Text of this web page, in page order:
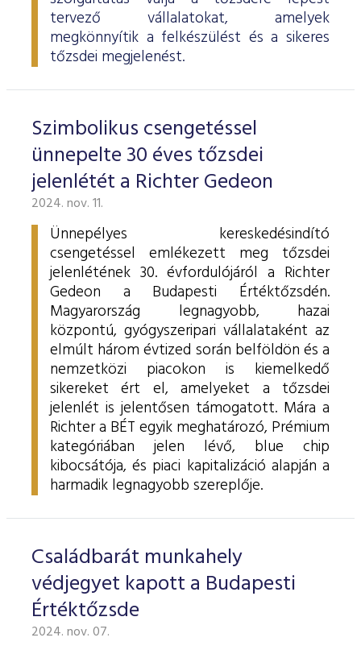
tervező vállalatokat, amelyek
megkönnyítik a felkészülést és a sikeres
tőzsdei megjelenést.
Szimbolikus csengetéssel
ünnepelte 30 éves tőzsdei
jelenlétét a Richter Gedeon
2024. nov. 11.
Ünnepélyes kereskedésindító
csengetéssel emlékezett meg tőzsdei
jelenlétének 30. évfordulójáról a Richter
Gedeon a Budapesti Értéktőzsdén.
Magyarország legnagyobb, hazai
központú, gyógyszeripari vállalataként az
elmúlt három évtized során belföldön és a
nemzetközi piacokon is kiemelkedő
sikereket ért el, amelyeket a tőzsdei
jelenlét is jelentősen támogatott. Mára a
Richter a BÉT egyik meghatározó, Prémium
kategóriában jelen lévő, blue chip
kibocsátója, és piaci kapitalizáció alapján a
harmadik legnagyobb szereplője.
Családbarát munkahely
védjegyet kapott a Budapesti
Értéktőzsde
2024. nov. 07.